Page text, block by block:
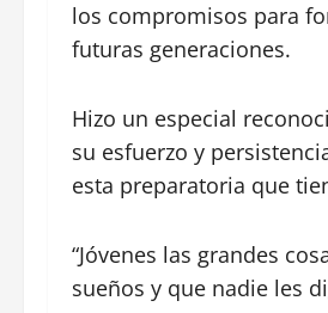
los compromisos para
futuras generaciones.
Hizo un especial
su esfuerzo y
esta preparatoria que
“Jóvenes las grandes
sueños y que nadie les